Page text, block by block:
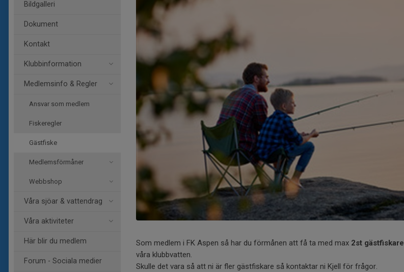
Bildgalleri
Dokument
Kontakt
Klubbinformation
Medlemsinfo & Regler
Ansvar som medlem
Fiskeregler
Gästfiske
Medlemsförmåner
Webbshop
Våra sjöar & vattendrag
Våra aktiviteter
Här blir du medlem
Forum - Sociala medier
Som medlem i FK Aspen så har du förmånen att få ta med max 2st gästfiskare
våra klubbvatten.
Skulle det vara så att ni är fler gästfiskare så kontaktar ni Kjell för frågor.